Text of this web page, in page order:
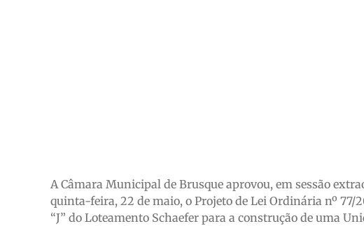
A Câmara Municipal de Brusque aprovou, em sessão
quinta-feira, 22 de maio, o Projeto de Lei Ordinária nº 77/
“J” do Loteamento Schaefer para a construção de uma